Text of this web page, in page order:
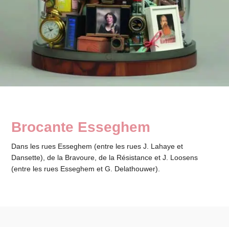
Brocante Esseghem
Dans les rues Esseghem (entre les rues J. Lahaye et
Dansette), de la Bravoure, de la Résistance et J. Loosens
(entre les rues Esseghem et G. Delathouwer).